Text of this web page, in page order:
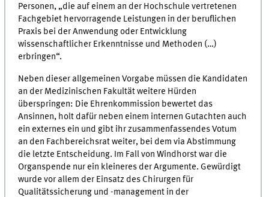
Personen, „die auf einem an der Hochschule vertretenen
Fachgebiet hervorragende Leistungen in der beruflichen
Praxis bei der Anwendung oder Entwicklung
wissenschaftlicher Erkenntnisse und Methoden (…)
erbringen“.
Neben dieser allgemeinen Vorgabe müssen die Kandidaten
an der Medizinischen Fakultät weitere Hürden
überspringen: Die Ehrenkommission bewertet das
Ansinnen, holt dafür neben einem internen Gutachten auch
ein externes ein und gibt ihr zusammenfassendes Votum
an den Fachbereichsrat weiter, bei dem via Abstimmung
die letzte Entscheidung. Im Fall von Windhorst war die
Organspende nur ein kleineres der Argumente. Gewürdigt
wurde vor allem der Einsatz des Chirurgen für
Qualitätssicherung und -management in der